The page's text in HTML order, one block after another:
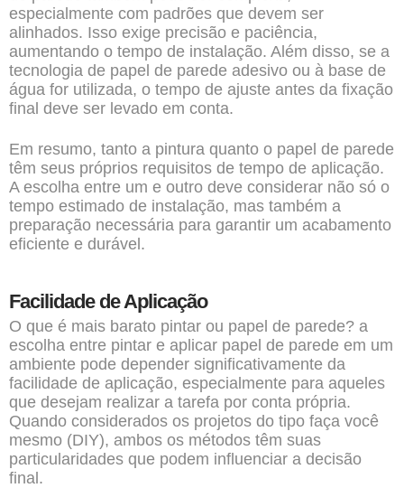
especialmente com padrões que devem ser
alinhados. Isso exige precisão e paciência,
aumentando o tempo de instalação. Além disso, se a
tecnologia de papel de parede adesivo ou à base de
água for utilizada, o tempo de ajuste antes da fixação
final deve ser levado em conta.
Em resumo, tanto a pintura quanto o papel de parede
têm seus próprios requisitos de tempo de aplicação.
A escolha entre um e outro deve considerar não só o
tempo estimado de instalação, mas também a
preparação necessária para garantir um acabamento
eficiente e durável.
Facilidade de Aplicação
O que é mais barato pintar ou papel de parede? a
escolha entre pintar e aplicar papel de parede em um
ambiente pode depender significativamente da
facilidade de aplicação, especialmente para aqueles
que desejam realizar a tarefa por conta própria.
Quando considerados os projetos do tipo faça você
mesmo (DIY), ambos os métodos têm suas
particularidades que podem influenciar a decisão
final.